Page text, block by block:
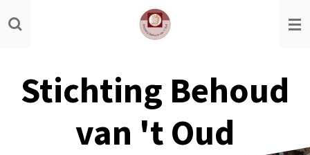
Ga
direct
hoofdinhoud
Stichting Behoud
van 't Oud